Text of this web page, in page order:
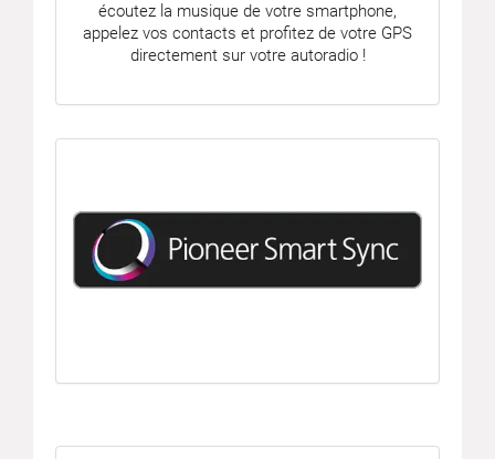
écoutez la musique de votre smartphone,
appelez vos contacts et profitez de votre GPS
directement sur votre autoradio !